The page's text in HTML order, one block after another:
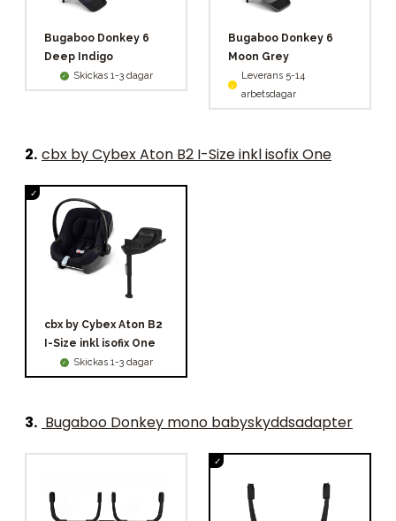
Bugaboo Donkey 6
Deep Indigo
Skickas 1-3 dagar
Bugaboo Donkey 6
Moon Grey
Leverans 5-14
arbetsdagar
2. cbx by Cybex Aton B2 I-Size inkl isofix One
cbx by Cybex Aton B2
I-Size inkl isofix One
Skickas 1-3 dagar
3. Bugaboo Donkey mono babyskyddsadapter